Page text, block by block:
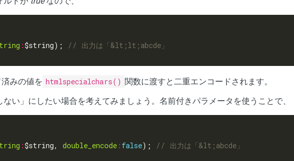
:$string);
みの値を htmlspecialchars() 関数に渡すと二重エンコードされます。
い」にしたい場合を考えてみましょう。名前付きパラメータを使うことで、
:$string, double_encode : false);